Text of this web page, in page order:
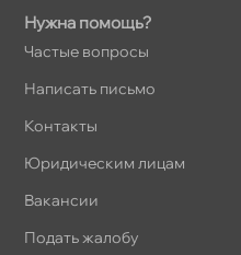
Нужна помощь?
Частые вопросы
Написать письмо
Контакты
Юридическим лицам
акансии
Подать жалобу